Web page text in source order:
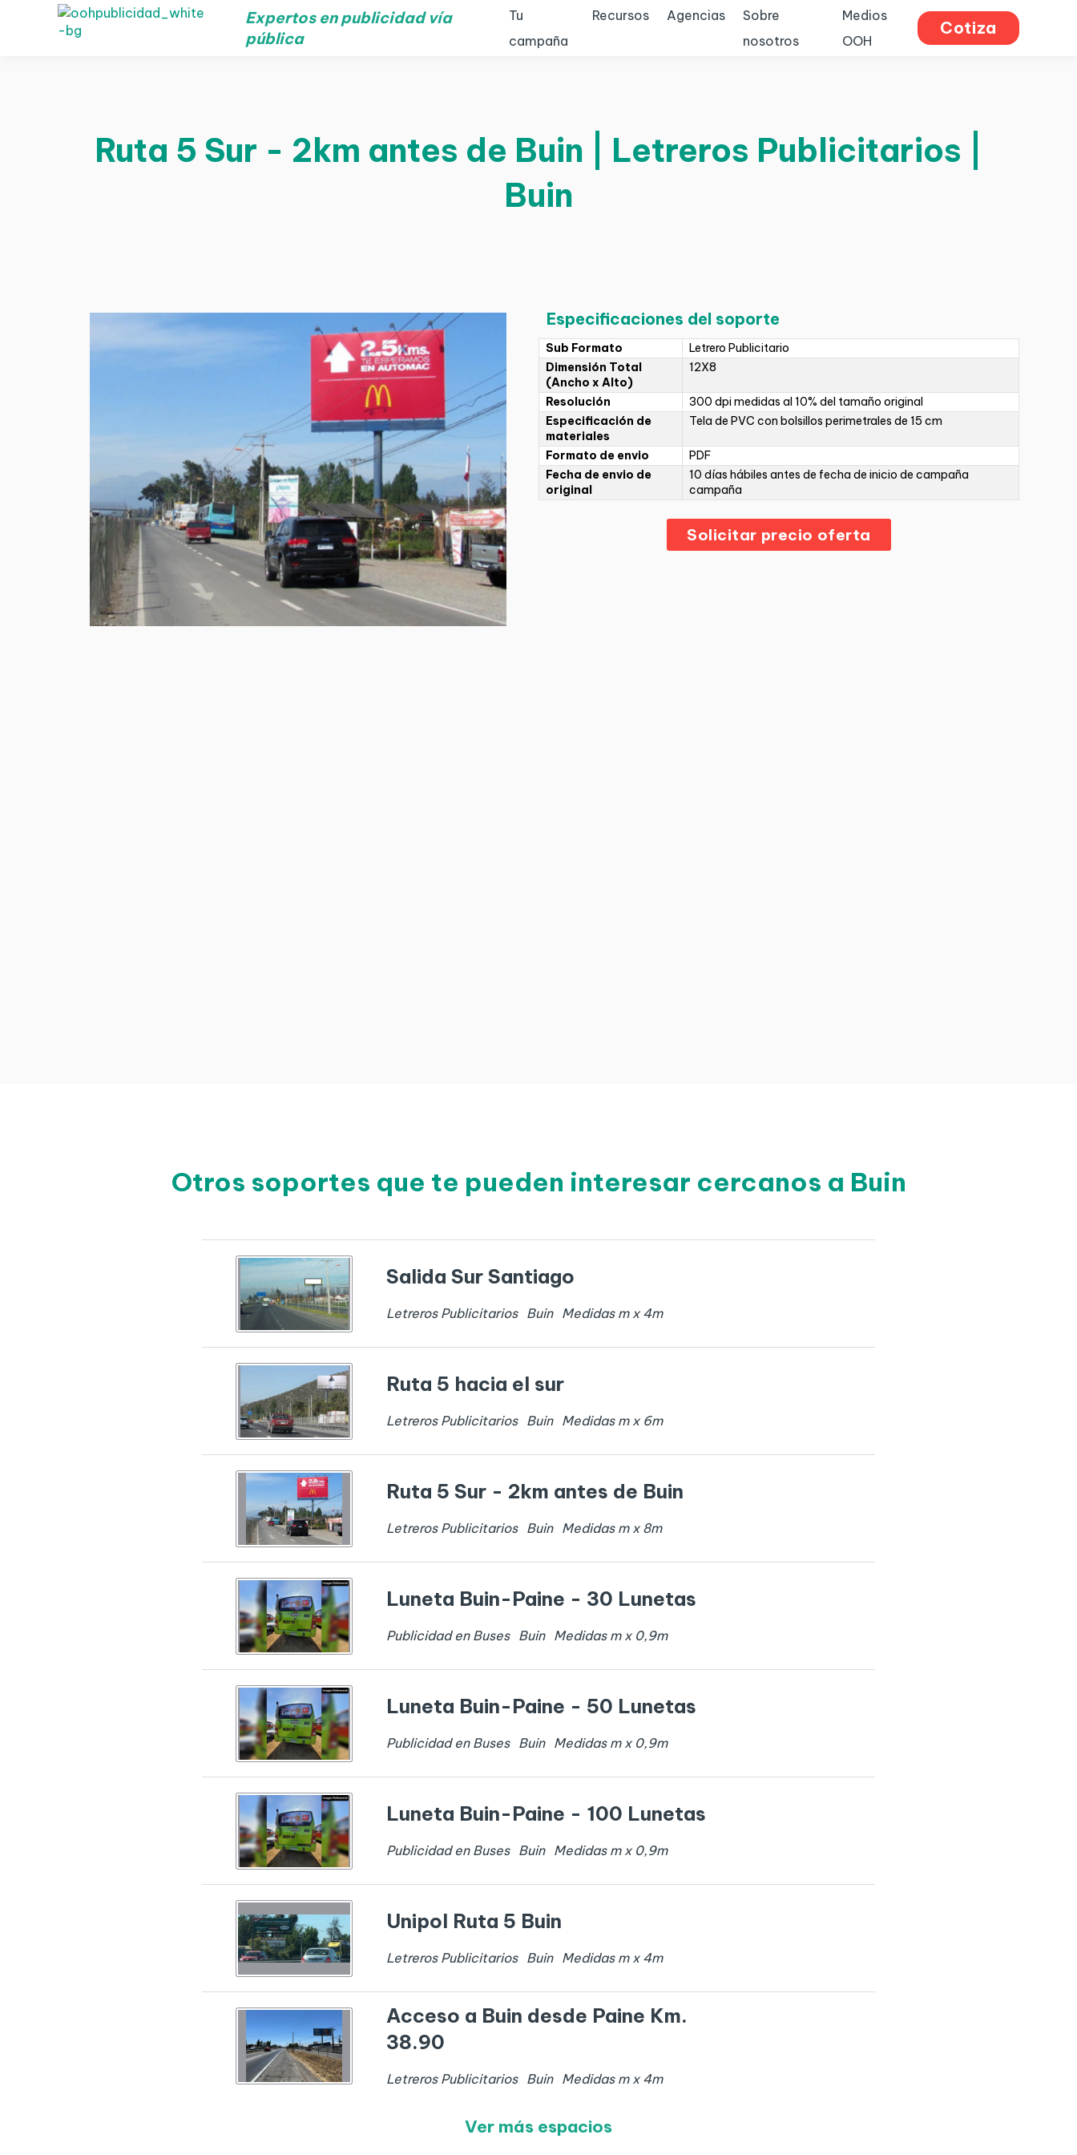
Expertos en publicidad vía
pública
Tu
campaña
Recursos Agencias
Sobre
nosotros
Medios
OOH
Cotiza
Ruta 5 Sur - 2km antes de Buin | Letreros Publicitarios |
Buin
Especificaciones del soporte
Sub Formato
Letrero Publicitario
Dimensión Total
(Ancho x Alto)
12X8
Resolución
300 dpi medidas al 10% del tamaño original
Especificación de
materiales
Tela de PVC con bolsillos perimetrales de 15 cm
Formato de envio
PDF
Fecha de envio de
original
10 días hábiles antes de fecha de inicio de campaña
campaña
Solicitar precio oferta
Otros soportes que te pueden interesar cercanos a Buin
Salida Sur Santiago
Letreros Publicitarios Buin Medidas m x 4m
Ruta 5 hacia el sur
Letreros Publicitarios Buin Medidas m x 6m
Ruta 5 Sur - 2km antes de Buin
Letreros Publicitarios Buin Medidas m x 8m
Luneta Buin-Paine - 30 Lunetas
Publicidad en Buses Buin Medidas m x 0,9m
Luneta Buin-Paine - 50 Lunetas
Publicidad en Buses Buin Medidas m x 0,9m
Luneta Buin-Paine - 100 Lunetas
Publicidad en Buses Buin Medidas m x 0,9m
Unipol Ruta 5 Buin
Letreros Publicitarios Buin Medidas m x 4m
Acceso a Buin desde Paine Km.
38.90
Letreros Publicitarios Buin Medidas m x 4m
Ver más espacios